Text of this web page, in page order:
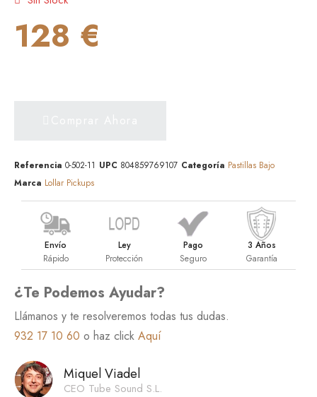
128 €
Referencia 0-502-11 UPC 804859769107 Categoría Pastillas Bajo
Marca Lollar Pickups
Envío
Rápido
Ley
Protección
Pago
Seguro
3 Años
Garantía
¿Te Podemos Ayudar?
Llámanos y te resolveremos todas tus dudas.
932 17 10 60 o haz click Aquí
Miquel Viadel
CEO Tube Sound S.L.